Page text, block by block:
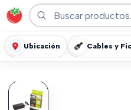
Ubicación Cables y